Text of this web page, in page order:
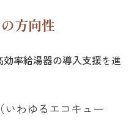
方向性
効率給湯器の導入支援を進
いわゆるエコキュー